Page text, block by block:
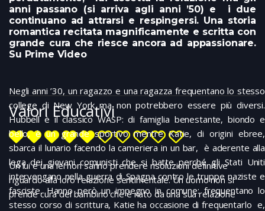
anni passano (si arriva agli anni ’50) e i due
continuano ad attrarsi e respingersi. Una storia
romantica recitata magnificamente e scritta con
grande cura che riesce ancora ad appassionare.
Su Prime Video
Negli anni ’30, un ragazzo e una ragazza frequentano lo stesso
college di New York ma non potrebbero essere più diversi.
Hubbell è il classico WASP: di famiglia benestante, biondo e
bello, è un grande sportivo mentre Katie, di origini ebree,
sbarca il lunario facendo la cameriera in un bar, è aderente alla
lega dei giovani comunisti che si batte perché gli Stati Uniti
intervengano nella guerra di Spagna contro le truppe naziste e
fasciste. Hanno però un impegno in comune: frequentano lo
stesso corso di scrittura, Katie ha occasione di frequentarlo e,
Valori Educativi
Un lui e una lei non sanno prendere risoluzioni definitive
riguardo alla loro relazione sentimentale. Un uomo non si
prende cura del bambino che è nato da una sua relazione